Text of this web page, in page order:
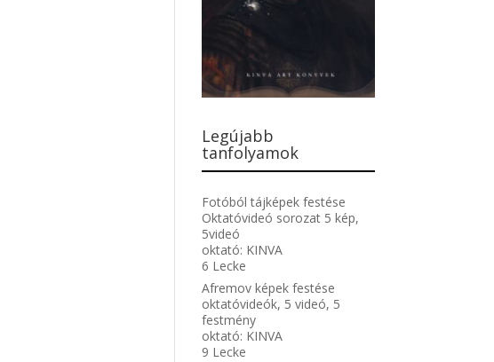
Legújabb
tanfolyamok
Fotóból tájképek festése
Oktatóvideó sorozat 5 kép,
5videó
oktató: KINVA
6 Lecke
Afremov képek festése
oktatóvideók, 5 videó, 5
festmény
oktató: KINVA
9 Lecke